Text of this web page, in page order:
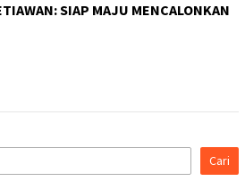
SIAP MAJU MENCALONKAN
Cari